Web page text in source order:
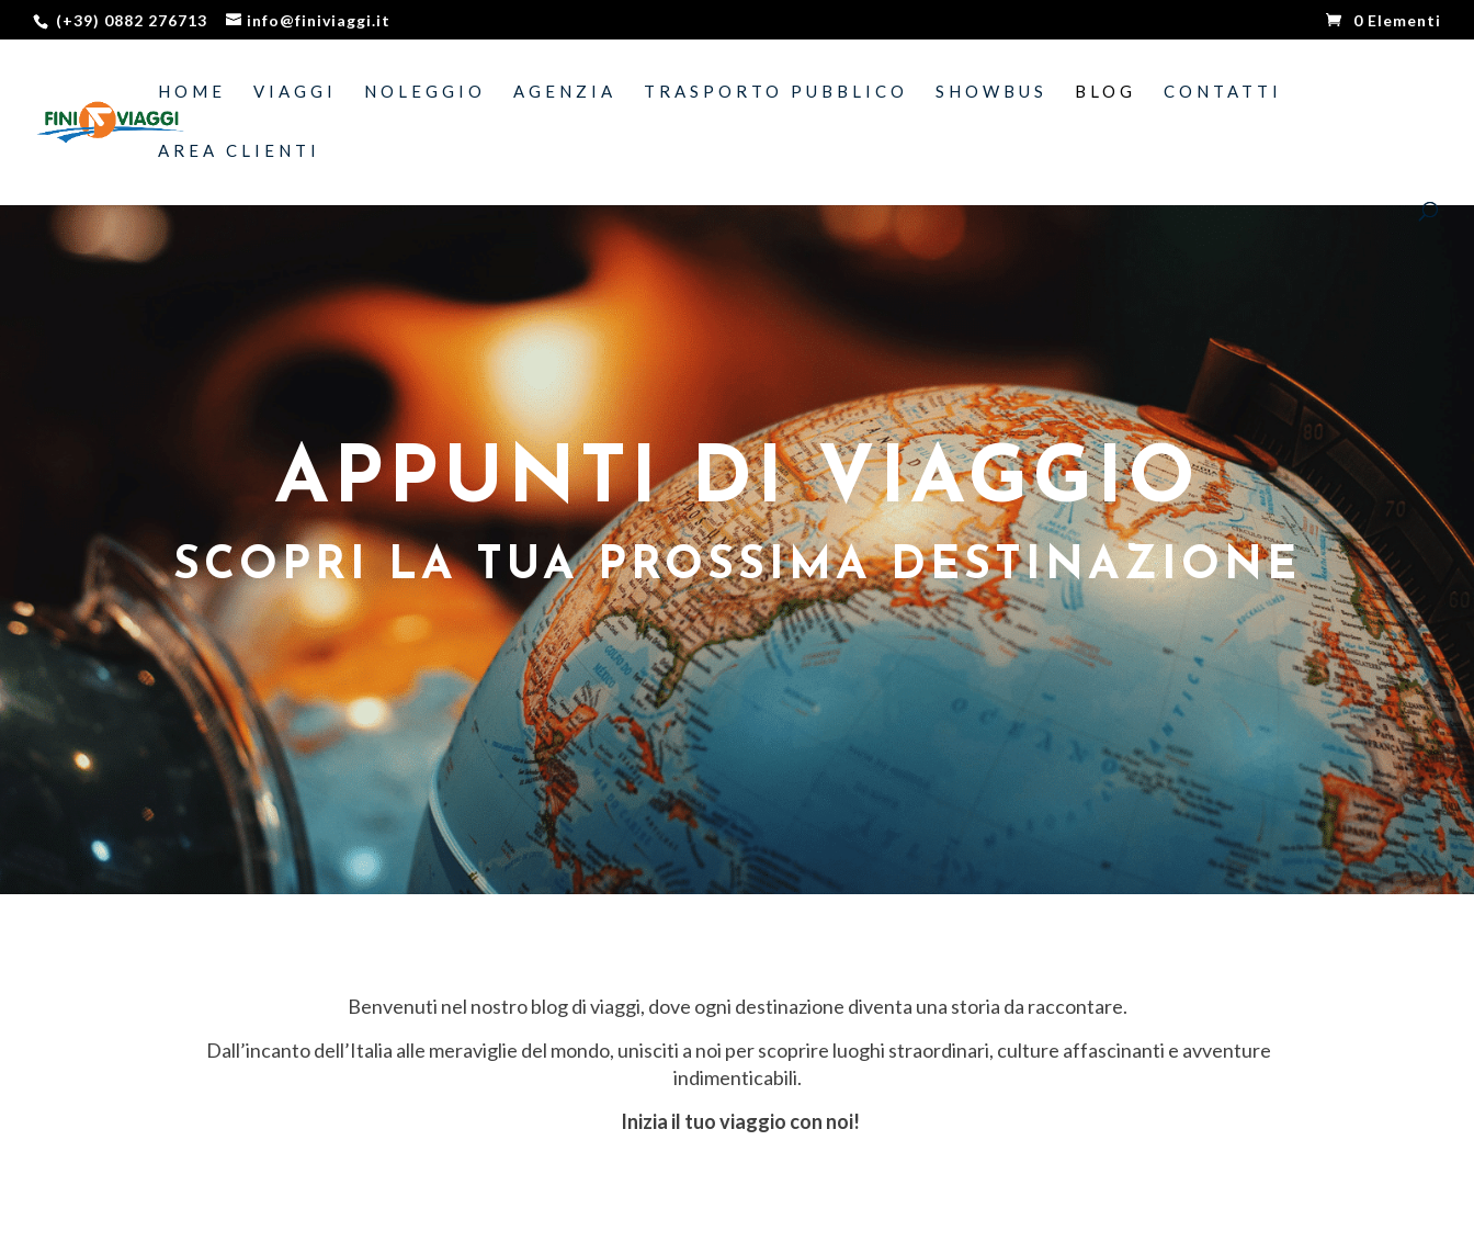
(+39) 0882 276713 info@finiviaggi.it 0 Elementi
HOME VIAGGI NOLEGGIO AGENZIA TRASPORTO PUBBLICO SHOWBUS BLOG CONTATTI
AREA CLIENTI
APPUNTI DI VIAGGIO
SCOPRI LA TUA PROSSIMA DESTINAZIONE
Benvenuti nel nostro blog di viaggi, dove ogni destinazione diventa una storia da raccontare.
Dall’incanto dell’Italia alle meraviglie del mondo, unisciti a noi per scoprire luoghi straordinari, culture affascinanti e avventure
indimenticabili.
Inizia il tuo viaggio con noi!